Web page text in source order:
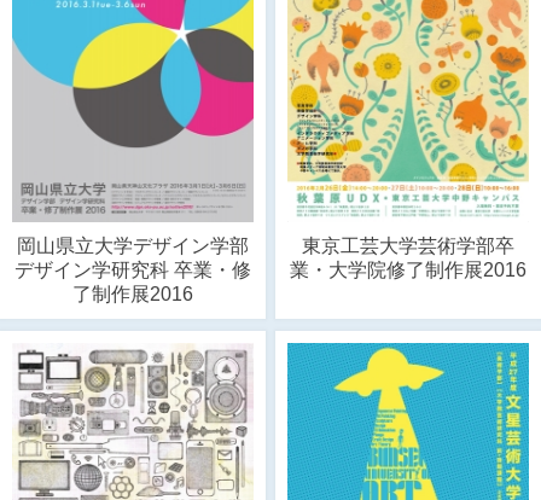
岡山県立大学デザイン学部
デザイン学研究科 卒業・修
了制作展2016
東京工芸大学芸術学部卒
業・大学院修了制作展2016